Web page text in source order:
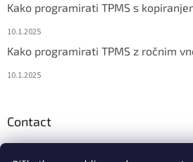
Kako programirati TPMS s
10.1.2025
Kako programirati TPMS z ročnim
10.1.2025
Contact